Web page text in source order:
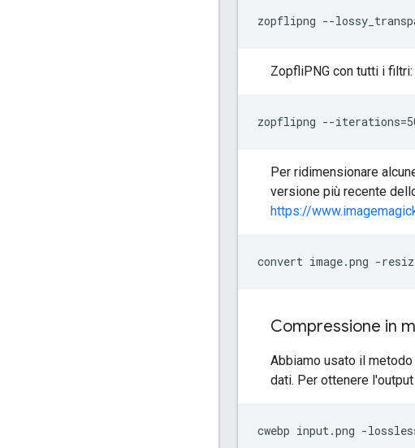
ZopfliPNG con tutti i filtri:
Per ridimensionare
versione più recente
https://
Compressione in
Abbiamo usato il
dati. Per ottenere